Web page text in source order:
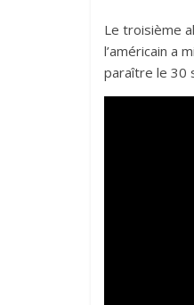
Le troisième
l’américain a
paraître le 30